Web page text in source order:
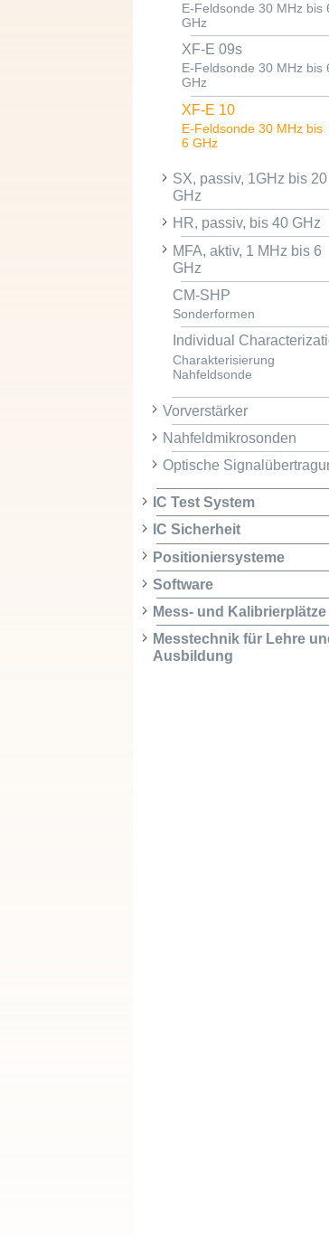
E-Feldsonde 30 MHz bis
GHz
XF-E 09s
E-Feldsonde 30 MHz bis
GHz
XF-E 10
E-Feldsonde 30 MHz bis
6 GHz
SX, passiv, 1GHz bis 20
GHz
HR, passiv, bis 40 GHz
MFA, aktiv, 1 MHz bis 6
GHz
CM-SHP
Sonderformen
Individual
Charakterisierung
Nahfeldsonde
Vorverstärker
Nahfeldmikrosonden
Optische
IC Test System
IC Sicherheit
Positioniersysteme
Software
Mess- und Kalibrierplätze
Messtechnik für Lehre
Ausbildung